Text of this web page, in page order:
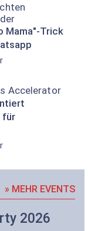
Mama"-Trick
Accelerator
für
» MEHR EVENTS
2026